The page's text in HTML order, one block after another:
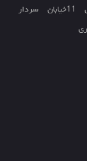
کرج - خیابان بهشتی روبروی کلانتری 11خیابان سردار